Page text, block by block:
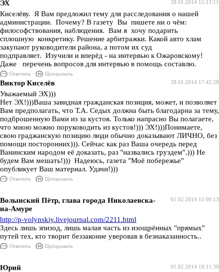
28.01.2014 15:11:11
ЭХ
Киселёву. Я Вам предложил тему для расследования о нашей
администрации. Почему? В газету Вы пишете ни о чём:
философствования, наблюдения. Вам я хочу подарить
сплошную конкретику. Решение арбитражки. Какой авто хлам
закупают руководители района, а потом их суд
подправляет. Изучили и вперёд - на интервью к Ожаровскому!
Даже перечень вопросов для интервью в помощь составлю.
Ответить
Цитировать
28.01.2014 17:42:28
Виктор Киселёв
Уважаемый ЭХ)))
Нет ЭХ!)))Ваша завидная гражданская позиция, может, и позволяет
Вам предполагать, что Т.А. Седых должна быть благодарна за тему,
подброшенную Вами из за кустов. Только напрасно Вы полагаете,
что мною можно поруководить из кустов!))) ЭХ!)))Понимаете,
свою граджанскую позицию люди обычно доказывают ЛИЧНО, без
помощи посторонних))). Сейчас как раз Ваша очередь перед
Ванинским народом её доказать, раз "назвались груздем".))) Не
будем Вам мешать!))) Надеюсь, газета "Моё побережье"
опубликует Ваш материал. Удачи!)))
Ответить Цитировать
01.02.2014 11:00:13
Волынский Пётр, глава города Николаевска-
на-Амуре
http://p-volynskiy.livejournal.com/2211.html
Здесь лишь эпизод, лишь малая часть из изощрённых "прямых"
путей тех, кто творит беззаконие уверовав в безнаказанность..
Ответить Цитировать
01.02.2014 18:11:30
Юрий